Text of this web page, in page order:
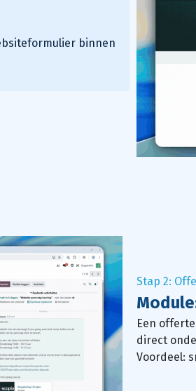
binnen
Stap 2:
Een
direct
Voordeel: